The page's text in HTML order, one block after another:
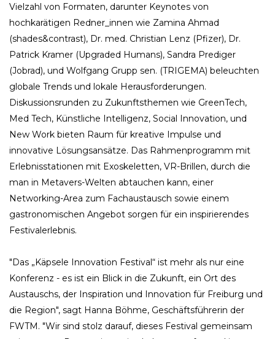
Vielzahl von Formaten, darunter Keynotes von
hochkarätigen Redner_innen wie Zamina Ahmad
(shades&contrast), Dr. med. Christian Lenz (Pfizer), Dr.
Patrick Kramer (Upgraded Humans), Sandra Prediger
(Jobrad), und Wolfgang Grupp sen. (TRIGEMA) beleuchten
globale Trends und lokale Herausforderungen.
Diskussionsrunden zu Zukunftsthemen wie GreenTech,
Med Tech, Künstliche Intelligenz, Social Innovation, und
New Work bieten Raum für kreative Impulse und
innovative Lösungsansätze. Das Rahmenprogramm mit
Erlebnisstationen mit Exoskeletten, VR-Brillen, durch die
man in Metavers-Welten abtauchen kann, einer
Networking-Area zum Fachaustausch sowie einem
gastronomischen Angebot sorgen für ein inspirierendes
Festivalerlebnis.
"Das „Käpsele Innovation Festival“ ist mehr als nur eine
Konferenz - es ist ein Blick in die Zukunft, ein Ort des
Austauschs, der Inspiration und Innovation für Freiburg und
die Region", sagt Hanna Böhme, Geschäftsführerin der
FWTM. "Wir sind stolz darauf, dieses Festival gemeinsam